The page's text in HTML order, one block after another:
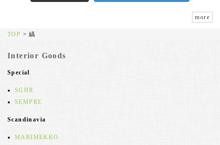
more
TOP >縞
Interior Goods
Special
SGHR
SEMPRE
Scandinavia
MARIMEKKO